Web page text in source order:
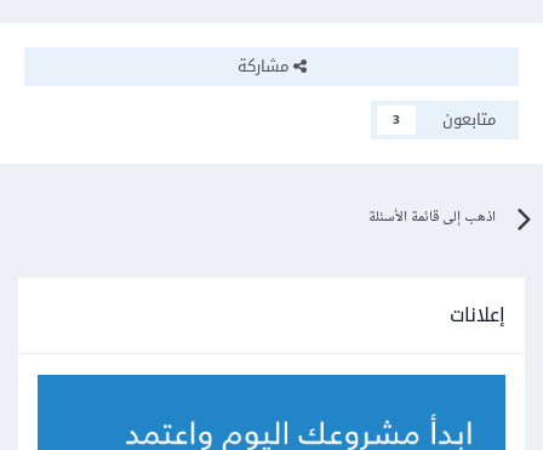
مشاركة
متابعون
3
اذهب إلى قائمة الأسئلة
إعلانات